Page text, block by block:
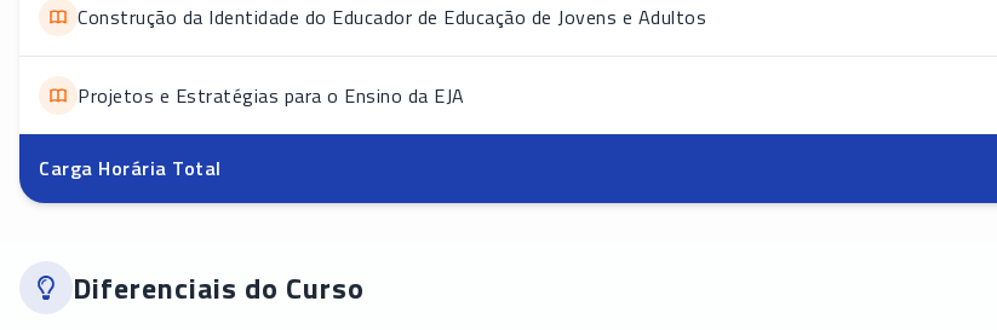
Construção da Identidade do Educador de Educação de Jovens e Adultos
Projetos e Estratégias para o Ensino da EJA
Carga Horária Total
Diferenciais do Curso